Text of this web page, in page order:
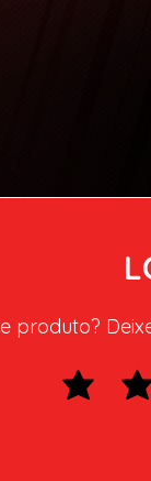
produto?